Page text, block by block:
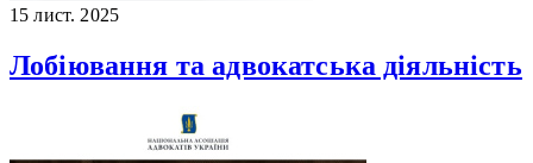
15 лист. 2025
Лобіювання та адвокатська діяльність